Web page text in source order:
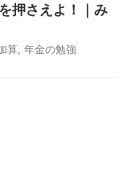
押さえよ！｜み
算 年金の勉強